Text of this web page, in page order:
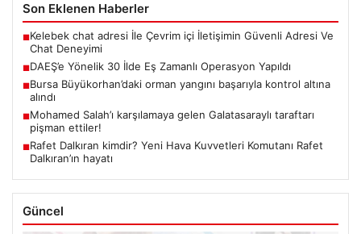
Son Eklenen Haberler
■Kelebek chat adresi İle Çevrim içi İletişimin Güvenli Adresi Ve
Chat Deneyimi
■DAEŞ’e Yönelik 30 İlde Eş Zamanlı Operasyon Yapıldı
■Bursa Büyükorhan’daki orman yangını başarıyla kontrol altına
alındı
■Mohamed Salah’ı karşılamaya gelen Galatasaraylı taraftarı
pişman ettiler!
■Rafet Dalkıran kimdir? Yeni Hava Kuvvetleri Komutanı Rafet
Dalkıran’ın hayatı
Güncel